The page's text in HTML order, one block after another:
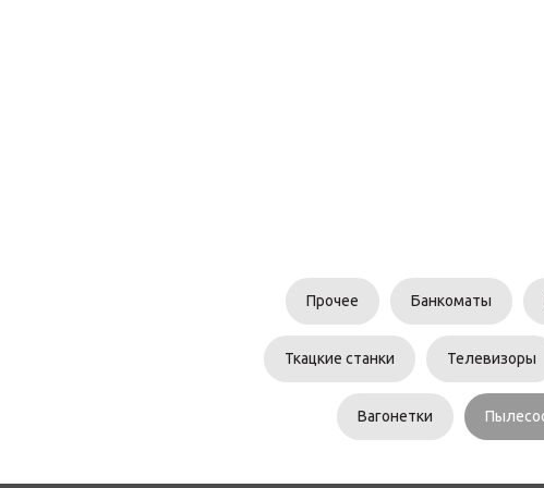
Прочее Банкоматы
Ткацкие станки Телевизоры
Вагонетки